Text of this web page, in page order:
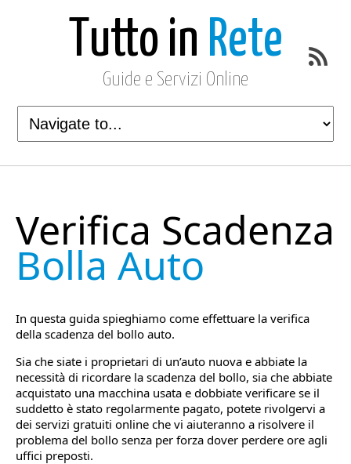
Tutto in Rete
Guide e Servizi Online
Verifica Scadenza
Bolla Auto
In questa guida spieghiamo come effettuare la verifica
della scadenza del bollo auto.
Sia che siate i proprietari di un’auto nuova e abbiate la
necessità di ricordare la scadenza del bollo, sia che abbiate
acquistato una macchina usata e dobbiate verificare se il
suddetto è stato regolarmente pagato, potete rivolgervi a
dei servizi gratuiti online che vi aiuteranno a risolvere il
problema del bollo senza per forza dover perdere ore agli
uffici preposti.